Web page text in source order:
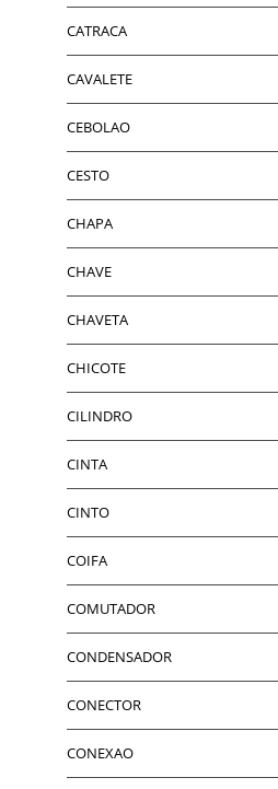
CATRACA
CAVALETE
CEBOLAO
CESTO
CHAPA
CHAVE
CHAVETA
CHICOTE
CILINDRO
CINTA
CINTO
COIFA
COMUTADOR
CONDENSADOR
CONECTOR
CONEXAO